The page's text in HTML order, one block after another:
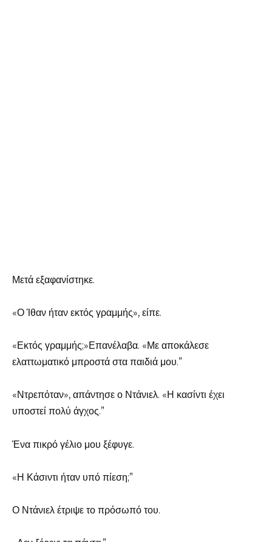
Μετά εξαφανίστηκε.
«Ο Ίθαν ήταν εκτός γραμμής», είπε.
«Εκτός γραμμής;»Επανέλαβα. «Με αποκάλεσε
ελαττωματικό μπροστά στα παιδιά μου.”
«Ντρεπόταν», απάντησε ο Ντάνιελ. «Η κασίντι έχει
υποστεί πολύ άγχος.”
Ένα πικρό γέλιο μου ξέφυγε.
«Η Κάσιντι ήταν υπό πίεση;”
Ο Ντάνιελ έτριψε το πρόσωπό του.